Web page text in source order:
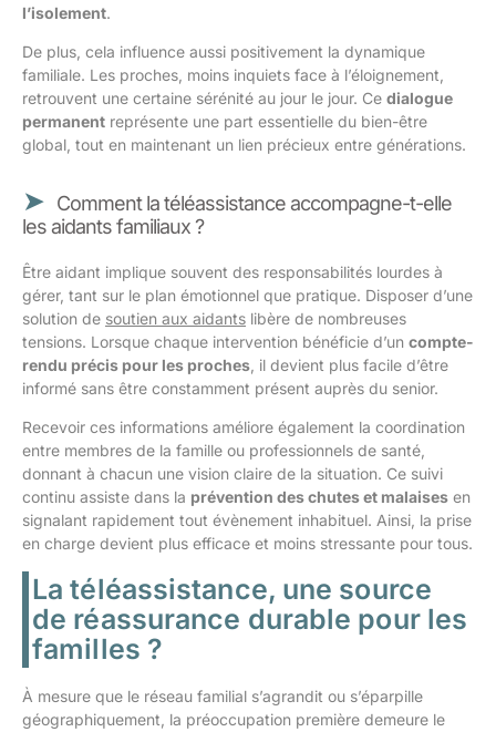
l’isolement.
De plus, cela influence aussi positivement la dynamique
familiale. Les proches, moins inquiets face à l’éloignement,
retrouvent une certaine sérénité au jour le jour. Ce dialogue
permanent représente une part essentielle du bien-être
global, tout en maintenant un lien précieux entre générations.
Comment la téléassistance accompagne-t-elle
les aidants familiaux ?
Être aidant implique souvent des responsabilités lourdes à
gérer, tant sur le plan émotionnel que pratique. Disposer d’une
solution de soutien aux aidants libère de nombreuses
tensions. Lorsque chaque intervention bénéficie d’un compte-
rendu précis pour les proches , il devient plus facile d’être
informé sans être constamment présent auprès du senior.
Recevoir ces informations améliore également la coordination
entre membres de la famille ou professionnels de santé,
donnant à chacun une vision claire de la situation. Ce suivi
continu assiste dans la prévention des chutes et malaises en
signalant rapidement tout évènement inhabituel. Ainsi, la prise
en charge devient plus efficace et moins stressante pour tous.
La téléassistance, une source
de réassurance durable pour les
familles ?
À mesure que le réseau familial s’agrandit ou s’éparpille
géographiquement, la préoccupation première demeure le